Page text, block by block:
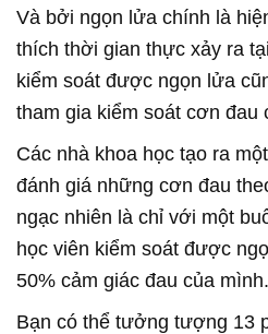
Và bởi ngọn lửa chính là
thích thời gian thực xảy ra
kiểm soát được ngọn lửa
tham gia kiểm soát cơn đau
Các nhà khoa học tạo ra
đánh giá những cơn đau
ngạc nhiên là chỉ với một
học viên kiểm soát được
50% cảm giác đau của mình.
Bạn có thể tưởng tượng 13